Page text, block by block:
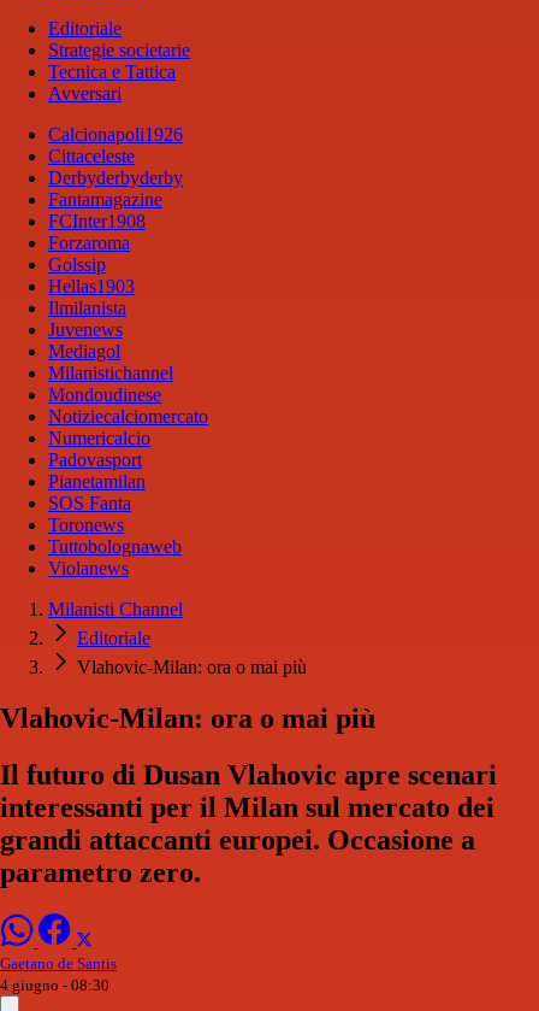
Editoriale
Strategie societarie
Tecnica e Tattica
Avversari
Calcionapoli1926
Cittaceleste
Derbyderbyderby
Fantamagazine
FCInter1908
Forzaroma
Golssip
Hellas1903
Ilmilanista
Juvenews
Mediagol
Milanistichannel
Mondoudinese
Notiziecalciomercato
Numericalcio
Padovasport
Pianetamilan
SOS Fanta
Toronews
Tuttobolognaweb
Violanews
Milanisti Channel
Editoriale
Vlahovic-Milan: ora o mai più
Vlahovic-Milan: ora o mai più
Il futuro di Dusan Vlahovic apre scenari
interessanti per il Milan sul mercato dei
grandi attaccanti europei. Occasione a
parametro zero.
Gaetano de Santis
4 giugno - 08:30